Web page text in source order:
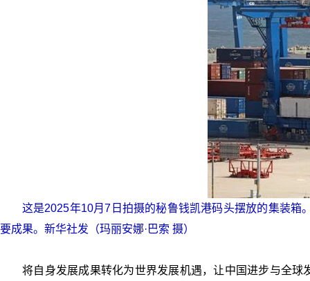
这是2025年10月7日拍摄的秘鲁钱凯港码头摆放的集装箱
要成果。新华社发（玛丽安娜·巴索 摄）
将自身发展成果转化为世界发展机遇，让中国进步与全球